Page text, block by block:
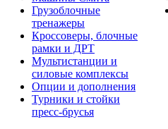
Грузоблочные
тренажеры
Кроссоверы, блочные
рамки и ДРТ
Мультистанции и
силовые комплексы
Опции и дополнения
Турники и стойки
пресс-брусья